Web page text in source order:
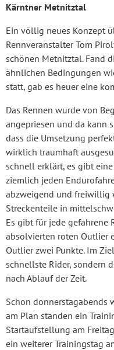
Kärntner Metnitztal
Ein völlig neues Konzept
Rennveranstalter Tom
schönen Metnitztal. Fand
ähnlichen Bedingungen
statt, gab es heuer eine
Das Rennen wurde von
angepriesen und da kann
dass die Umsetzung
wirklich traumhaft
schnell erklärt, es gibt
ziemlich jeden
abzweigend und freiwillig
Streckenteile in
Es gibt für jede gefahrene
absolvierten roten Outlier
Outlier zwei Punkte. Im
schnellste Rider, sondern
nach Ablauf der Zeit.
Schon donnerstagabends
am Plan standen ein
Startaufstellung am
ein weiterer Trainingstag